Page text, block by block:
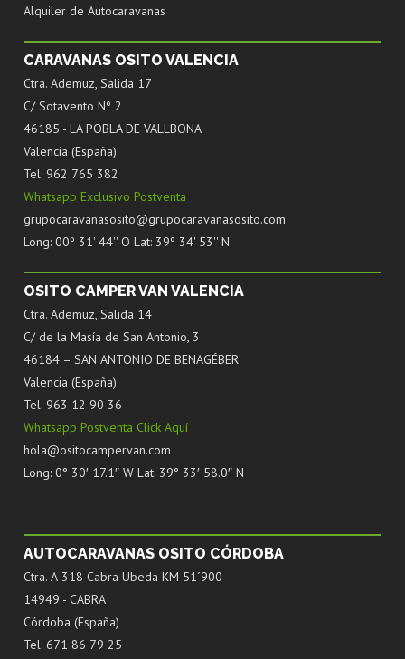
Alquiler de Autocaravanas
CARAVANAS OSITO VALENCIA
Ctra. Ademuz, Salida 17
C/ Sotavento Nº 2
46185 - LA POBLA DE VALLBONA
Valencia (España)
Tel: 962 765 382
Whatsapp Exclusivo Postventa
grupocaravanasosito@grupocaravanasosito.com
Long: 00º 31' 44'' O Lat: 39º 34' 53'' N
OSITO CAMPER VAN VALENCIA
Ctra. Ademuz, Salida 14
C/ de la Masía de San Antonio, 3
46184 – SAN ANTONIO DE BENAGÉBER
Valencia (España)
Tel: 963 12 90 36
Whatsapp Postventa Click Aquí
hola@ositocampervan.com
Long: 0° 30′ 17.1″ W Lat: 39° 33′ 58.0″ N
AUTOCARAVANAS OSITO CÓRDOBA
Ctra. A-318 Cabra Ubeda KM 51´900
14949 - CABRA
Córdoba (España)
Tel: 671 86 79 25